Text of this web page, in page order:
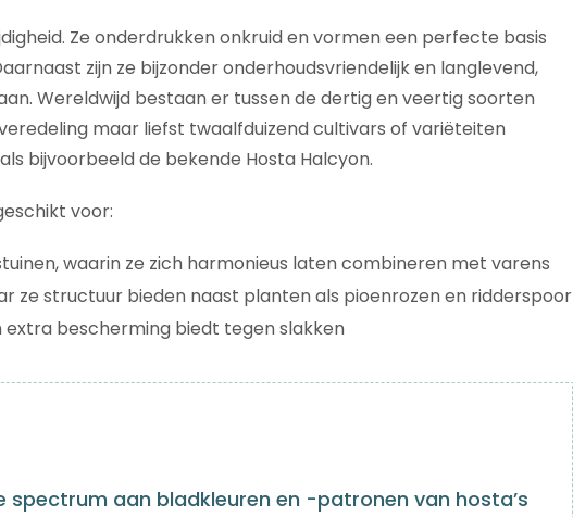
Ze onderdrukken onkruid en vormen een perfecte basis
zijn ze bijzonder onderhoudsvriendelijk en langlevend,
Wereldwijd bestaan er tussen de dertig en veertig soorten
maar liefst twaalfduizend cultivars of variëteiten
bijvoorbeeld de bekende Hosta Halcyon.
voor:
waarin ze zich harmonieus laten combineren met varens
ze structuur bieden naast planten als pioenrozen en ridderspoor
bescherming biedt tegen slakken
spectrum aan bladkleuren en -patronen van hosta’s